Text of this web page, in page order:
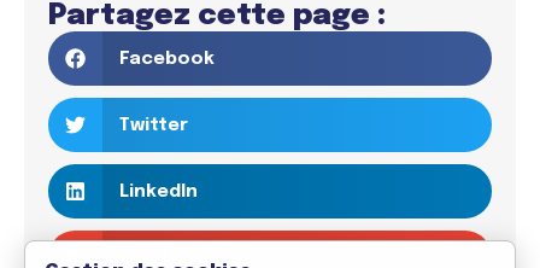
Partagez cette page :
Facebook
Twitter
LinkedIn